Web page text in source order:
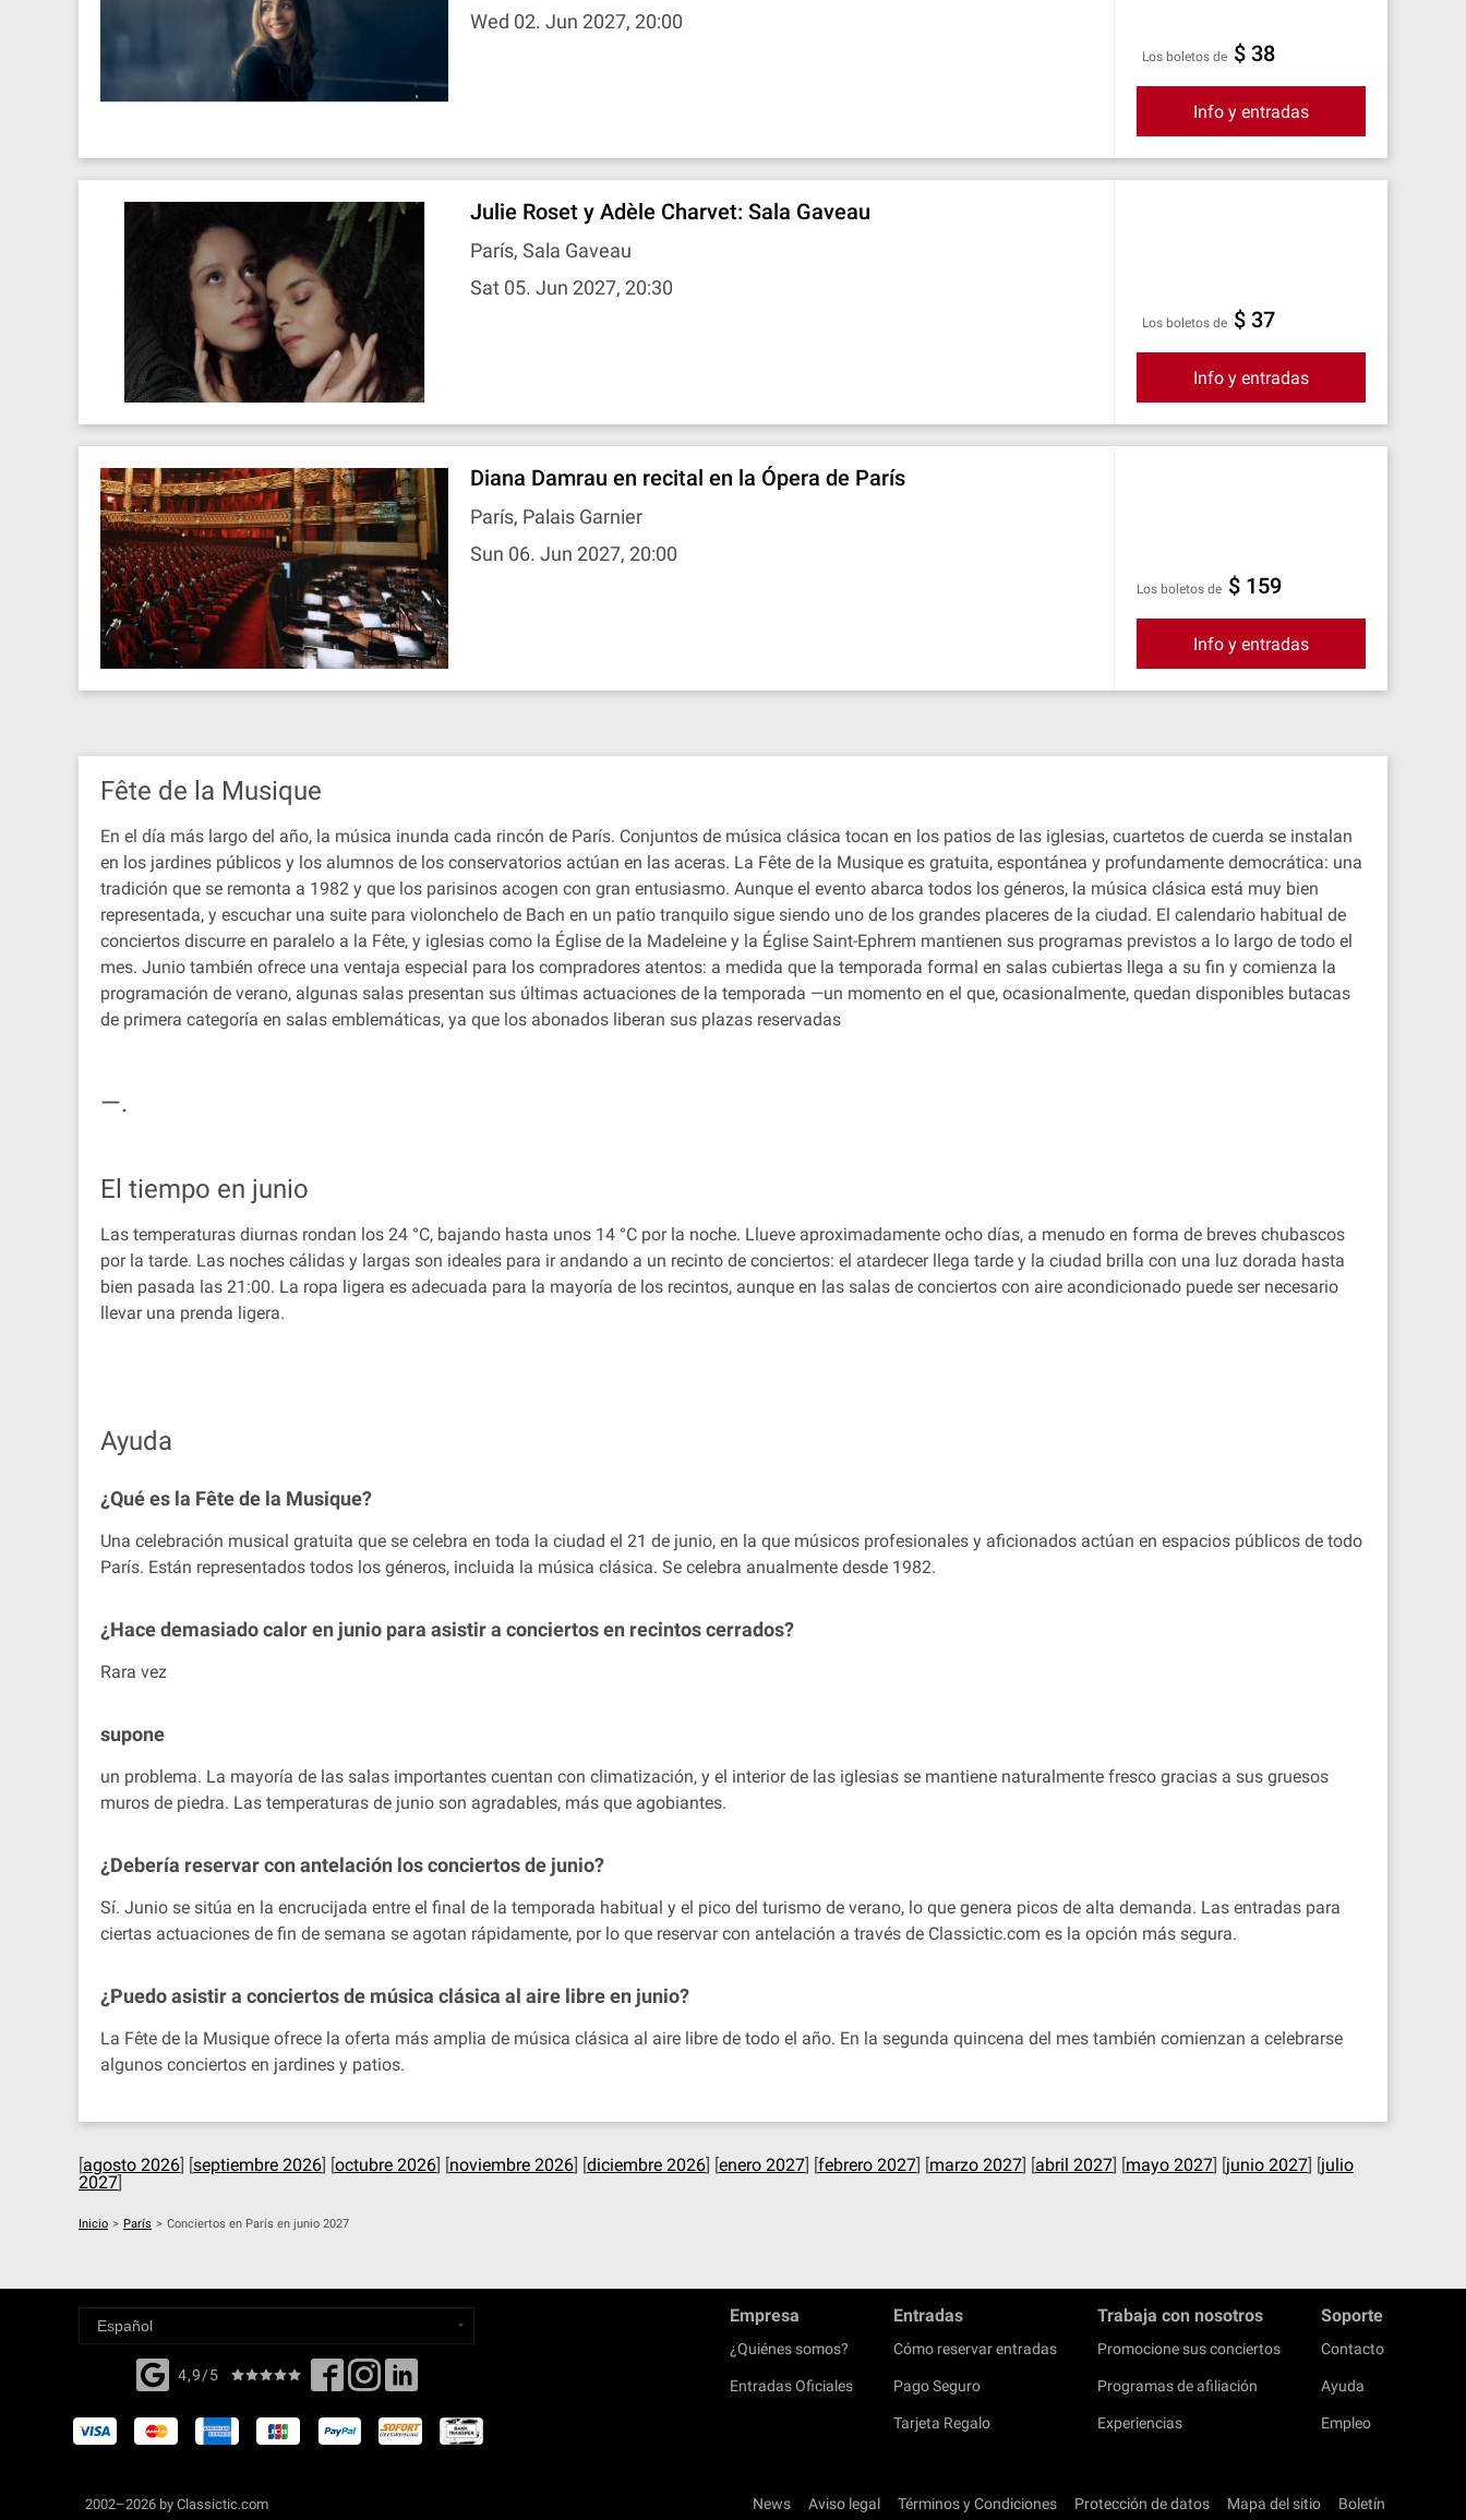
Wed 02. Jun 2027, 20:00
Los boletos de $ 38
Info y entradas
Julie Roset y Adèle Charvet: Sala Gaveau
París, Sala Gaveau
Sat 05. Jun 2027, 20:30
Los boletos de $ 37
Info y entradas
Diana Damrau en recital en la Ópera de París
París, Palais Garnier
Sun 06. Jun 2027, 20:00
Los boletos de $ 159
Info y entradas
Fête de la Musique
En el día más largo del año, la música inunda cada rincón de París. Conjuntos de música clásica tocan en los patios de las iglesias, cuartetos de cuerda se instalan
en los jardines públicos y los alumnos de los conservatorios actúan en las aceras. La Fête de la Musique es gratuita, espontánea y profundamente democrática: una
tradición que se remonta a 1982 y que los parisinos acogen con gran entusiasmo. Aunque el evento abarca todos los géneros, la música clásica está muy bien
representada, y escuchar una suite para violonchelo de Bach en un patio tranquilo sigue siendo uno de los grandes placeres de la ciudad. El calendario habitual de
conciertos discurre en paralelo a la Fête, y iglesias como la Église de la Madeleine y la Église Saint-Ephrem mantienen sus programas previstos a lo largo de todo el
mes. Junio también ofrece una ventaja especial para los compradores atentos: a medida que la temporada formal en salas cubiertas llega a su fin y comienza la
programación de verano, algunas salas presentan sus últimas actuaciones de la temporada —un momento en el que, ocasionalmente, quedan disponibles butacas
de primera categoría en salas emblemáticas, ya que los abonados liberan sus plazas reservadas
—.
El tiempo en junio
Las temperaturas diurnas rondan los 24 °C, bajando hasta unos 14 °C por la noche. Llueve aproximadamente ocho días, a menudo en forma de breves chubascos
por la tarde. Las noches cálidas y largas son ideales para ir andando a un recinto de conciertos: el atardecer llega tarde y la ciudad brilla con una luz dorada hasta
bien pasada las 21:00. La ropa ligera es adecuada para la mayoría de los recintos, aunque en las salas de conciertos con aire acondicionado puede ser necesario
llevar una prenda ligera.
Ayuda
¿Qué es la Fête de la Musique?
Una celebración musical gratuita que se celebra en toda la ciudad el 21 de junio, en la que músicos profesionales y aficionados actúan en espacios públicos de todo
París. Están representados todos los géneros, incluida la música clásica. Se celebra anualmente desde 1982.
¿Hace demasiado calor en junio para asistir a conciertos en recintos cerrados?
Rara vez
supone
un problema. La mayoría de las salas importantes cuentan con climatización, y el interior de las iglesias se mantiene naturalmente fresco gracias a sus gruesos
muros de piedra. Las temperaturas de junio son agradables, más que agobiantes.
¿Debería reservar con antelación los conciertos de junio?
Sí. Junio se sitúa en la encrucijada entre el final de la temporada habitual y el pico del turismo de verano, lo que genera picos de alta demanda. Las entradas para
ciertas actuaciones de fin de semana se agotan rápidamente, por lo que reservar con antelación a través de Classictic.com es la opción más segura.
¿Puedo asistir a conciertos de música clásica al aire libre en junio?
La Fête de la Musique ofrece la oferta más amplia de música clásica al aire libre de todo el año. En la segunda quincena del mes también comienzan a celebrarse
algunos conciertos en jardines y patios.
[agosto 2026] [septiembre 2026] [octubre 2026] [noviembre 2026] [diciembre 2026] [enero 2027] [febrero 2027] [marzo 2027] [abril 2027] [mayo 2027] [junio 2027] [julio
2027]
Inicio > París > Conciertos en París en junio 2027
4,9/5
Empresa
¿Quiénes somos?
Entradas Oficiales
Entradas
Cómo reservar entradas
Pago Seguro
Tarjeta Regalo
Trabaja con nosotros
Promocione sus conciertos
Programas de afiliación
Experiencias
Soporte
Contacto
Ayuda
Empleo
News Aviso legal Términos y Condiciones Protección de datos Mapa del sitio Boletín
2002–2026 by Classictic.com